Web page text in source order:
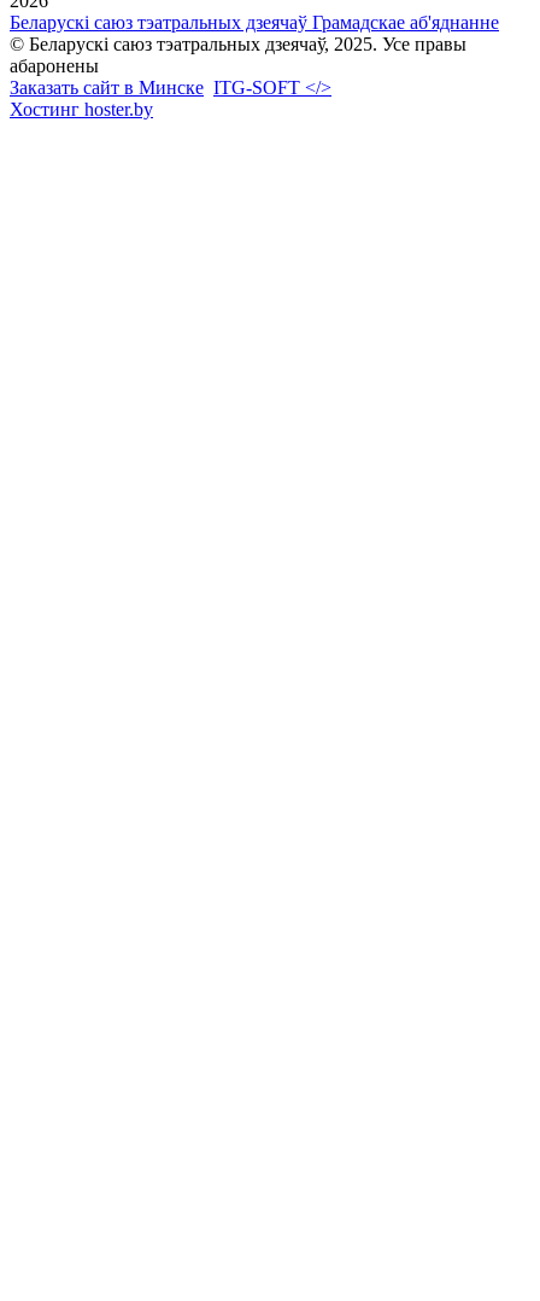
Беларускі саюз тэатральных дзеячаў Грамадскае аб'яднанне
© Беларускі саюз тэатральных дзеячаў, 2025. Усе правы
абаронены
Заказать сайт в Минске ITG-SOFT </>
Хостинг hoster.by